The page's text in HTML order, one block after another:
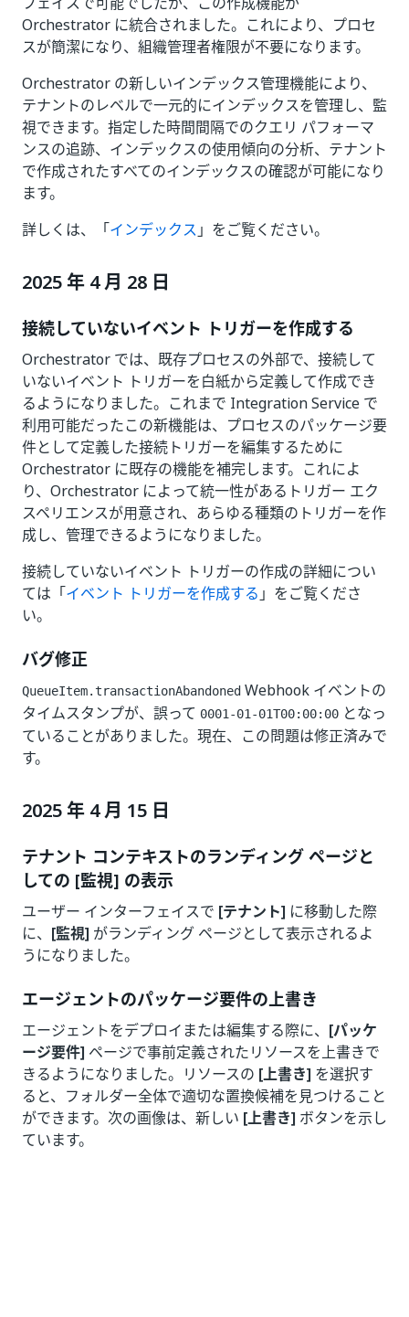
Orchestrator に統合されました。これにより、プロセ
スが簡潔になり、組織管理者権限が不要になります。
Orchestrator の新しいインデックス管理機能により、
テナントのレベルで一元的にインデックスを管理し、監
視できます。指定した時間間隔でのクエリ パフォーマ
ンスの追跡、インデックスの使用傾向の分析、テナント
で作成されたすべてのインデックスの確認が可能になり
ます。
詳しくは、「インデックス 」をご覧ください。
2025 年 4 月 28 日
接続していないイベント トリガーを作成する
Orchestrator では、既存プロセスの外部で、接続して
いないイベント トリガーを白紙から定義して作成でき
るようになりました。これまで Integration Service で
利用可能だったこの新機能は、プロセスのパッケージ要
件として定義した接続トリガーを編集するために
Orchestrator に既存の機能を補完します。これによ
り、Orchestrator によって統一性があるトリガー エク
スペリエンスが用意され、あらゆる種類のトリガーを作
成し、管理できるようになりました。
接続していないイベント トリガーの作成の詳細につい
ては「イベント トリガーを作成する 」をご覧くださ
い。
バグ修正
QueueItem.transactionAbandoned Webhook イベントの
タイムスタンプが、誤って 0001-01-01T00:00:00 となっ
ていることがありました。現在、この問題は修正済みで
す。
2025 年 4 月 15 日
テナント コンテキストのランディング ページと
しての [監視] の表示
ユーザー インターフェイスで [テナント] に移動した際
に、 [監視] がランディング ページとして表示されるよ
うになりました。
エージェントのパッケージ要件の上書き
エージェントをデプロイまたは編集する際に、 [パッケ
ージ要件] ページで事前定義されたリソースを上書きで
きるようになりました。リソースの [上書き] を選択す
ると、フォルダー全体で適切な置換候補を見つけること
ができます。次の画像は、新しい [上書き] ボタンを示し
ています。